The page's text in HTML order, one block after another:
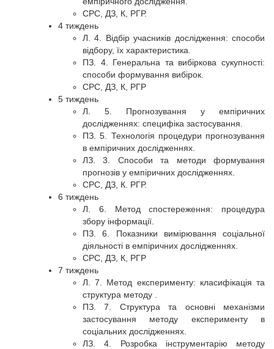
СРС, ДЗ, К, РГР.
4 тиждень
Л. 4. Відбір учасників дослідження: способи
відбору, їх характеристика.
ПЗ. 4. Генеральна та вибіркова сукупності:
способи формування вибірок.
СРС, ДЗ, К, РГР
5 тиждень
Л. 5. Прогнозування у емпіричних
дослідженнях: специфіка застосування.
ПЗ. 5. Технологія процедури прогнозування
в емпіричних дослідженнях.
ЛЗ. 3. Способи та методи формування
прогнозів у емпіричних дослідженнях.
СРС, ДЗ, К. РГР.
6 тиждень
Л. 6. Метод спостереження: процедура
збору інформації.
ПЗ. 6. Показники вимірювання соціальної
діяльності в емпіричних дослідженнях.
СРС, ДЗ, К, РГР
7 тиждень
Л. 7. Метод експерименту: класифікація та
структура методу .
ПЗ. 7. Структура та основні механізми
застосування методу експерименту в
соціальних дослідженнях.
ЛЗ. 4. Розробка інструментарію методу